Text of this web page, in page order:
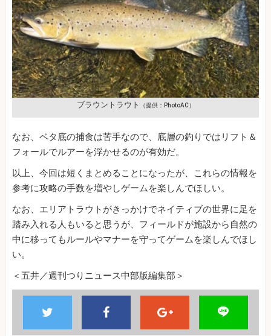
ブラウントラウト （提供：PhotoAC）
なお、ベタ底の捕食は苦手なので、底層の釣りではリフト＆
フォールでルアーを浮かせるのが有効だ。
以上、今回は短くまとめることになったが、これらの情報を
参考に攻略の手数を増やしゲームを楽しんでほしい。
なお、エリアトラウトがきっかけでネイティブの世界に足を
踏み入れる人もいると思うが、フィールドが施設から自然の
中に移ってもルールやマナーを守ってゲームを楽しんでほし
い。
＜五井／週刊つりニュース中部版編集部＞